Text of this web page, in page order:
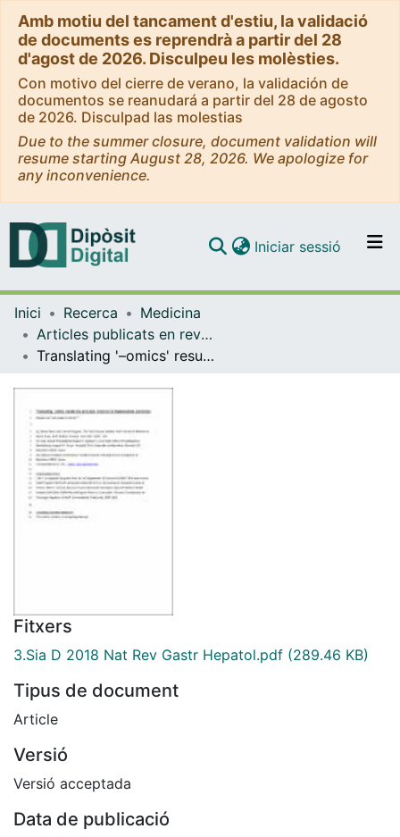
Amb motiu del tancament d'estiu, la validació
de documents es reprendrà a partir del 28
d'agost de 2026. Disculpeu les molèsties.
Con motivo del cierre de verano, la validación de
documentos se reanudará a partir del 28 de agosto
de 2026. Disculpad las molestias
Due to the summer closure, document validation will
resume starting August 28, 2026. We apologize for
any inconvenience.
Navega per tot el DD
Iniciar sessió (current)
Inici Recerca
Medicina
Articles publicats en revistes (Medicina)
Translating '–omics' results into precision medicine for hepatocellular carcinoma
Fitxers
3.Sia D 2018 Nat Rev Gastr Hepatol.pdf (289.46 KB)
Tipus de document
Article
Versió
Versió acceptada
Data de publicació